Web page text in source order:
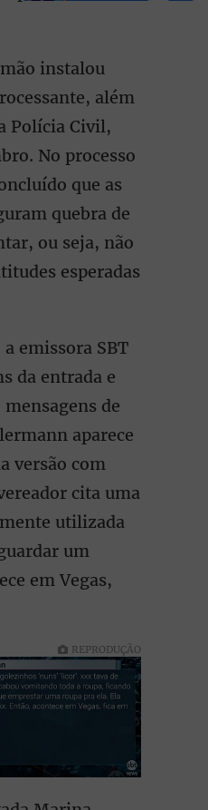
instalou
além
Polícia Civil,
No processo
que as
quebra de
ou seja, não
esperadas
emissora SBT
da entrada e
de
aparece
versão com
cita uma
utilizada
um
em Vegas,
REPRODUÇÃO